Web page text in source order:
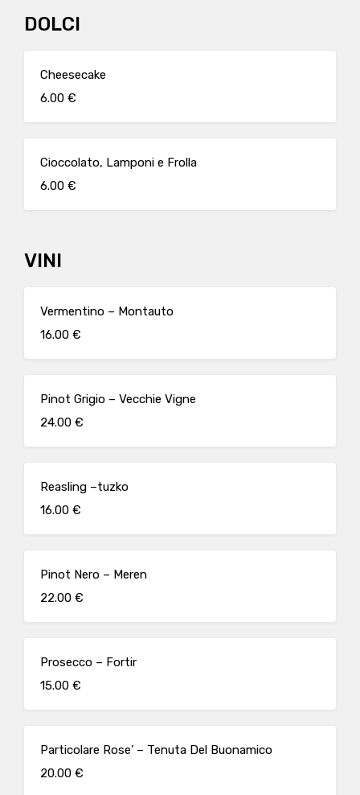
DOLCI
Cheesecake
6.00 €
Cioccolato, Lamponi e Frolla
6.00 €
VINI
Vermentino – Montauto
16.00 €
Pinot Grigio – Vecchie Vigne
24.00 €
Reasling –tuzko
16.00 €
Pinot Nero – Meren
22.00 €
Prosecco – Fortir
15.00 €
Particolare Rose’ – Tenuta Del Buonamico
20.00 €